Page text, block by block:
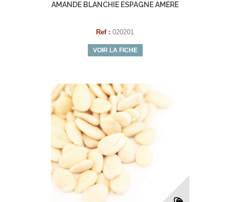
AMANDE BLANCHIE ESPAGNE AMÈRE
Ref : 020201
VOIR LA FICHE